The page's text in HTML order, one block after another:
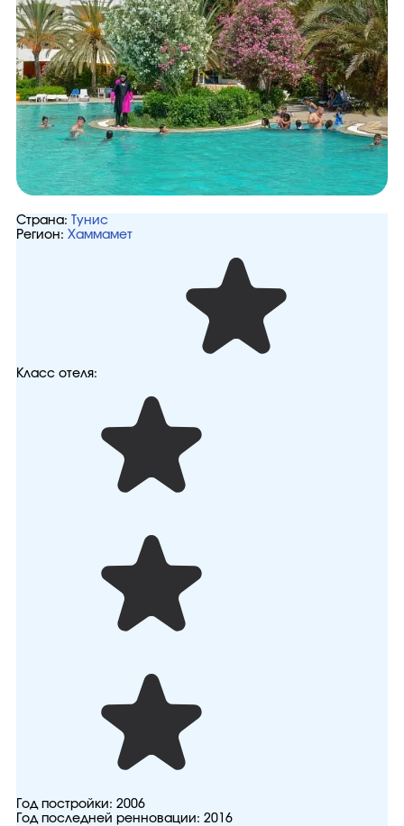
Страна:
Тунис
Регион: Хаммамет
Класс отеля:
Год постройки: 2006
Год последней ренновации: 2016